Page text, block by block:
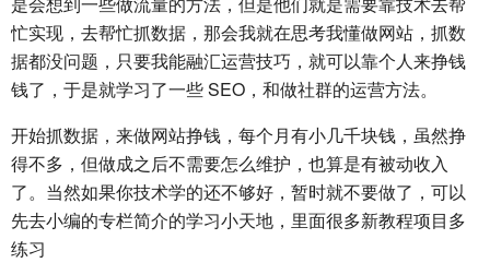
忙实现，去帮忙抓数据，那会我就在思考我懂做网站，抓数
据都没问题，只要我能融汇运营技巧，就可以靠个人来挣钱
钱了，于是就学习了一些 SEO，和做社群的运营方法。
开始抓数据，来做网站挣钱，每个月有小几千块钱，虽然挣
得不多，但做成之后不需要怎么维护，也算是有被动收入
了。当然如果你技术学的还不够好，暂时就不要做了，可以
先去小编的专栏简介的学习小天地，里面很多新教程项目多
练习